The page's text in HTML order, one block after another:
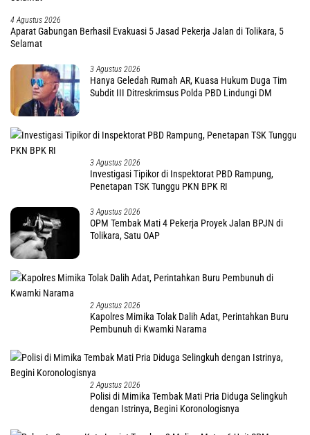
4 Agustus 2026
Aparat Gabungan Berhasil Evakuasi 5 Jasad Pekerja Jalan di Tolikara, 5
Selamat
3 Agustus 2026
Hanya Geledah Rumah AR, Kuasa Hukum Duga Tim
Subdit III Ditreskrimsus Polda PBD Lindungi DM
3 Agustus 2026
Investigasi Tipikor di Inspektorat PBD Rampung,
Penetapan TSK Tunggu PKN BPK RI
3 Agustus 2026
OPM Tembak Mati 4 Pekerja Proyek Jalan BPJN di
Tolikara, Satu OAP
2 Agustus 2026
Kapolres Mimika Tolak Dalih Adat, Perintahkan Buru
Pembunuh di Kwamki Narama
2 Agustus 2026
Polisi di Mimika Tembak Mati Pria Diduga Selingkuh
dengan Istrinya, Begini Koronologisnya